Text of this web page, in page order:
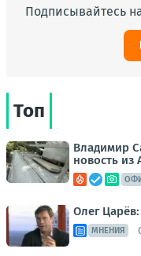
Подписывайтесь
Топ
Владимир
новость из
Олег
МНЕНИЯ